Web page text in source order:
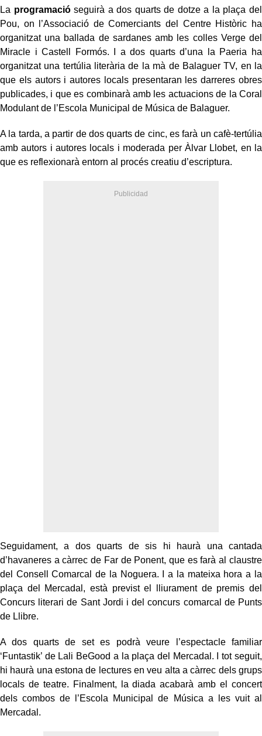
La programacióseguirà a dos quarts de dotze a la plaça del
Pou, on l’Associació de Comerciants del Centre Històric ha
organitzat una ballada de sardanes amb les colles Verge del
Miracle i Castell Formós. I a dos quarts d’una la Paeria ha
organitzat una tertúlia literària de la mà de Balaguer TV, en la
que els autors i autores locals presentaran les darreres obres
publicades, i que es combinarà amb les actuacions de la Coral
Modulant de l’Escola Municipal de Música de Balaguer.
A la tarda, a partir de dos quarts de cinc, es farà un cafè-tertúlia
amb autors i autores locals i moderada per Àlvar Llobet, en la
que es reflexionarà entorn al procés creatiu d’escriptura.
Seguidament, a dos quarts de sis hi haurà una cantada
d’havaneres a càrrec de Far de Ponent, que es farà al claustre
del Consell Comarcal de la Noguera. I a la mateixa hora a la
plaça del Mercadal, està previst el lliurament de premis del
Concurs literari de Sant Jordi i del concurs comarcal de Punts
de Llibre.
A dos quarts de set es podrà veure l’espectacle familiar
‘Funtastik’ de Lali BeGood a la plaça del Mercadal. I tot seguit,
hi haurà una estona de lectures en veu alta a càrrec dels grups
locals de teatre. Finalment, la diada acabarà amb el concert
dels combos de l’Escola Municipal de Música a les vuit al
Mercadal.